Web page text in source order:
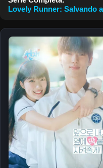
Lovely Runner: Salvando